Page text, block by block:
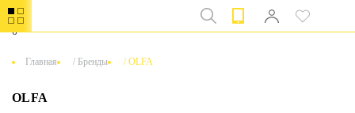
0
Главная / Бренды /OLFA
OLFA